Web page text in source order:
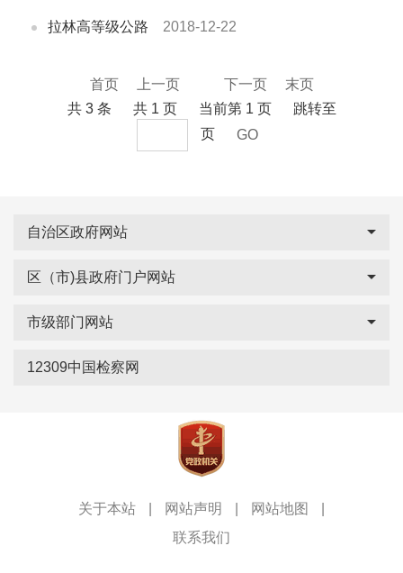
拉林高等级公路 2018-12-22
首页 上一页 下一页
末页
共 3 条
共 1 页 当前第 1 页
跳转至
页
GO
自治区政府网站
区（市)县政府门户网站
市级部门网站
12309中国检察网
关于本站 网站声明 网站地图
联系我们